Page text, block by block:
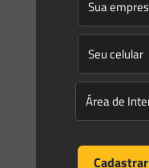
Saes Advogadoson
Com alterações,
volta à Câmara
regulatório para o